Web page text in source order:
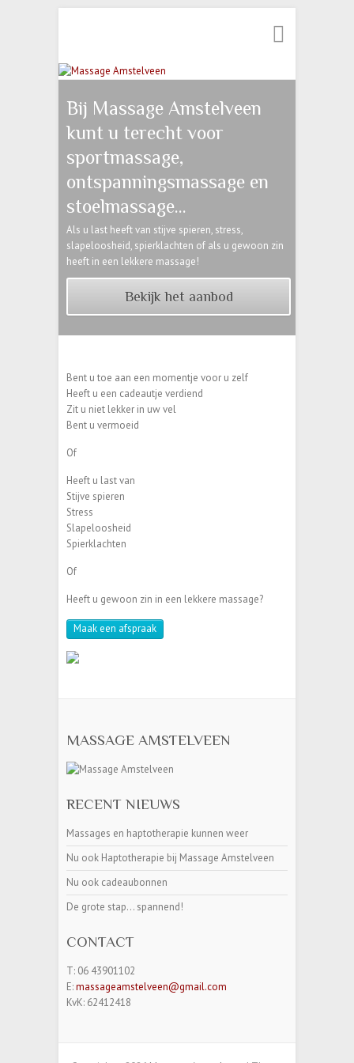
Bij Massage Amstelveen
kunt u terecht voor
sportmassage,
ontspanningsmassage en
stoelmassage...
Als u last heeft van stijve spieren, stress,
slapeloosheid, spierklachten of als u gewoon zin
heeft in een lekkere massage!
Bekijk het aanbod
Bent u toe aan een momentje voor u zelf
Heeft u een cadeautje verdiend
Zit u niet lekker in uw vel
Bent u vermoeid
Of
Heeft u last van
Stijve spieren
Stress
Slapeloosheid
Spierklachten
Of
Heeft u gewoon zin in een lekkere massage?
Maak een afspraak
MASSAGE AMSTELVEEN
RECENT NIEUWS
Massages en haptotherapie kunnen weer
Nu ook Haptotherapie bij Massage Amstelveen
Nu ook cadeaubonnen
De grote stap… spannend!
CONTACT
T: 06 43901102
E:massageamstelveen@gmail.com
KvK: 62412418